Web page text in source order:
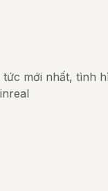
tức mới nhất, tình